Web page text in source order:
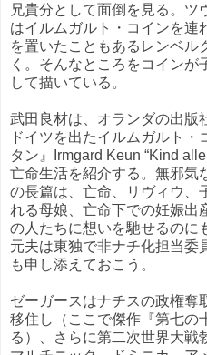
兄貴分として面倒を見る。ツ
はイルムガルト・コインを連
を置いたこともあるレンベル
く。そんなところをコインが
して描いている。
武田良材は、オランダの出版
ドイツを出たイルムガルト・
タン』Irmgard Keun “Kind
亡命生活を紹介する。無邪気
の長篇は、亡命、リヴィウ、
れる母娘、亡命下での妊娠出
の人たちに想いを馳せるのに
元夫は東独で非ナチ化担当委
も申し添えておこう。
ゼーガースはナチスの政権奪
移住し（ここで傑作『第七の
る）、さらに第二次世界大戦